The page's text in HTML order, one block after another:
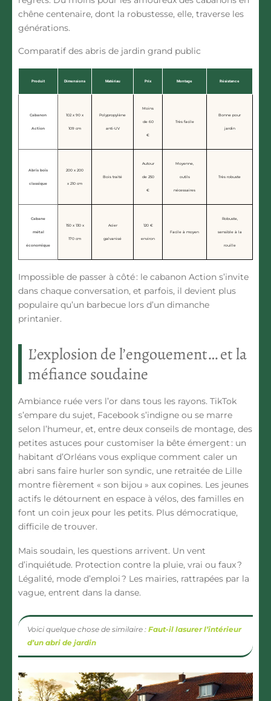
chêne centenaire, dont la robustesse, elle, traverse les
générations.
Comparatif des abris de jardin grand public
Produit Dimensions Matériau Prix Montage Résistance
Cabanon
Action
102 x 90 x
109 cm
Polypropylène
anti-UV
Moins
de 60
€
Très facile
Bonne pour
jardin
Abris bois
classique
200 x 200
x 210 cm
Bois traité
Autour
de 250
€
Moyenne,
outils
nécessaires
Très robuste
Cabane
métal
économique
150 x 130 x
170 cm
Acier
galvanisé
120 €
environ
Facile à moyen
Robuste,
sensible à la
rouille
Impossible de passer à côté : le cabanon Action s’invite
dans chaque conversation, et parfois, il devient plus
populaire qu’un barbecue lors d’un dimanche
printanier.
L’explosion de l’engouement… et la
méfiance soudaine
Ambiance ruée vers l’or dans tous les rayons. TikTok
s’empare du sujet, Facebook s’indigne ou se marre
selon l’humeur, et, entre deux conseils de montage, des
petites astuces pour customiser la bête émergent : un
habitant d’Orléans vous explique comment caler un
abri sans faire hurler son syndic, une retraitée de Lille
montre fièrement « son bijou » aux copines. Les jeunes
actifs le détournent en espace à vélos, des familles en
font un coin jeux pour les petits. Plus démocratique,
difficile de trouver.
Mais soudain, les questions arrivent. Un vent
d’inquiétude. Protection contre la pluie, vrai ou faux ?
Légalité, mode d’emploi ? Les mairies, rattrapées par la
vague, entrent dans la danse.
Voici quelque chose de similaire : Faut-il lasurer l’intérieur
d’un abri de jardin